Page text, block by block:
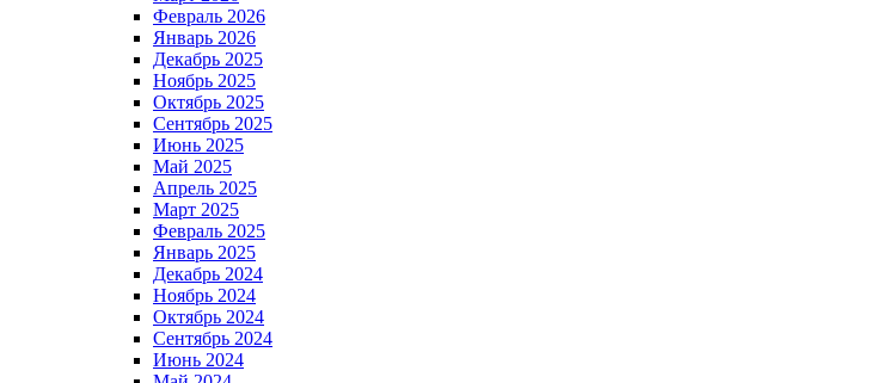
Февраль 2026
Январь 2026
Декабрь 2025
Ноябрь 2025
Октябрь 2025
Сентябрь 2025
Июнь 2025
Май 2025
Апрель 2025
Март 2025
Февраль 2025
Январь 2025
Декабрь 2024
Ноябрь 2024
Октябрь 2024
Сентябрь 2024
Июнь 2024